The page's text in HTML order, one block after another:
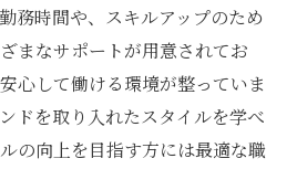
務時間や、スキルアップのため
まなサポートが用意されてお
心して働ける環境が整っていま
ドを取り入れたスタイルを学べ
の向上を目指す方には最適な職